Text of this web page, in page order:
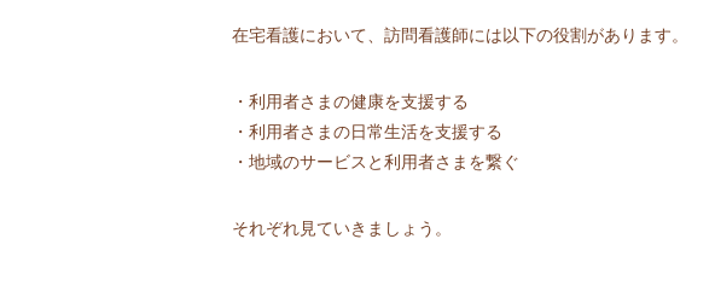
在宅看護において、訪問看護師には以下の役割があります。
・利用者さまの健康を支援する
・利用者さまの日常生活を支援する
・地域のサービスと利用者さまを繋ぐ
それぞれ見ていきましょう。